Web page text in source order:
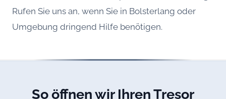
Rufen Sie uns an, wenn Sie in Bolsterlang oder
Umgebung dringend Hilfe benötigen.
So öffnen wir Ihren Tresor